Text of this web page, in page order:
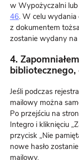
w Wypożyczalni
46. W celu wydania
z dokumentem
zostanie wydany na
4.
bibliotecznego,
Jeśli podczas
mailowy można
Po przejściu na
Integro i kliknięciu
przycisk „Nie
nowe hasło
mailowy.